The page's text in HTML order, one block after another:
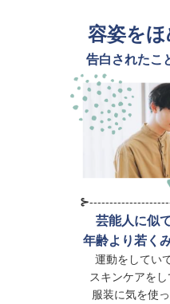
容姿を
告白されたこ
⊱
芸能人に似
年齢より若く
運動をしてい
スキンケアを
服装に気を使